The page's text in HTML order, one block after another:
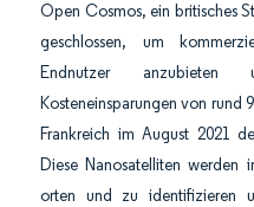
Open Cosmos, ein britisches
geschlossen, um
Endnutzer anzubieten
Kosteneinsparungen von rund
Frankreich im August 2021
Diese Nanosatelliten
orten und zu identifizieren